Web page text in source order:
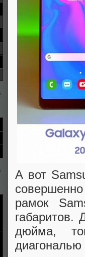
А вот
рамок
габаритов.
дюйма,